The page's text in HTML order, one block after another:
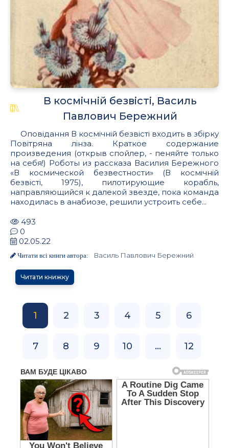
В космiчнiй безвiстi, Василь
Павлович Бережний
Оповідання В космічній безвісті входить в збірку
Повітряна лінза. Краткое содержание
произведения (открыв спойлер, - пеняйте только
на себя!) Роботы из рассказа Василия Бережного
«В космической безвестности» (В космічній
безвісті, 1975), пилотирующие корабль,
направляющийся к далекой звезде, пока команда
находилась в анабиозе, решили устроить себе...
493
0
02.05.22
Читати всі книги автора: Василь Павлович Бережний
Читати книжку
1 2 3 4 5 6
7 8 9 10 ... 12